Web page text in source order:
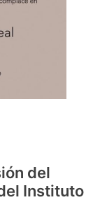
del
Instituto